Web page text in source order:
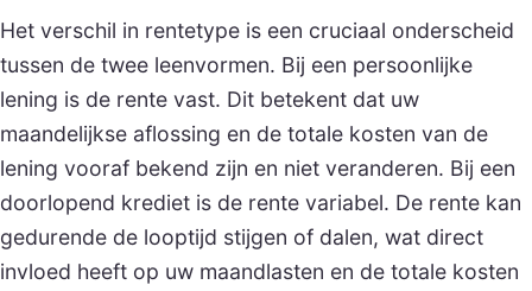
Het verschil in rentetype is een cruciaal onderscheid
tussen de twee leenvormen. Bij een persoonlijke
lening is de rente vast. Dit betekent dat uw
maandelijkse aflossing en de totale kosten van de
lening vooraf bekend zijn en niet veranderen. Bij een
doorlopend krediet is de rente variabel. De rente kan
gedurende de looptijd stijgen of dalen, wat direct
invloed heeft op uw maandlasten en de totale kosten